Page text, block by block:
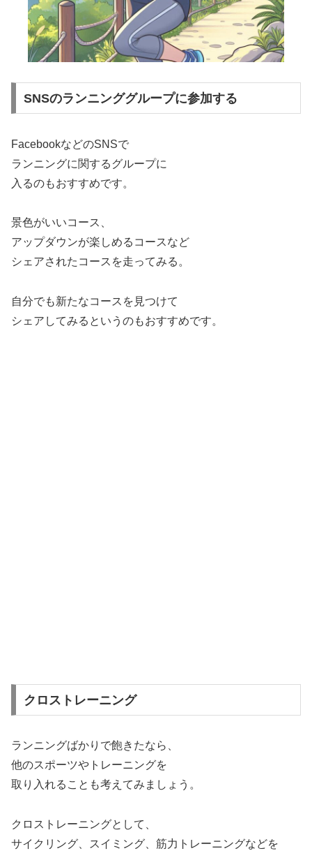
SNSのランニンググループに参加する
FacebookなどのSNSで
ランニングに関するグループに
入るのもおすすめです。
景色がいいコース、
アップダウンが楽しめるコースなど
シェアされたコースを走ってみる。
自分でも新たなコースを見つけて
シェアしてみるというのもおすすめです。
クロストレーニング
ランニングばかりで飽きたなら、
他のスポーツやトレーニングを
取り入れることも考えてみましょう。
クロストレーニングとして、
サイクリング、スイミング、筋力トレーニングなどを